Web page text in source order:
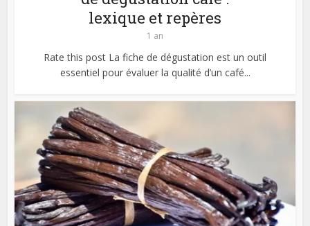
lexique et repères
1 an
Rate this post La fiche de dégustation est un outil
essentiel pour évaluer la qualité d’un café...